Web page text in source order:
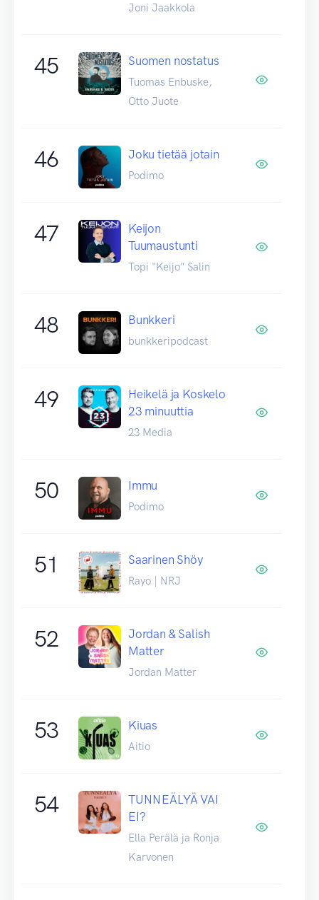
Joni Jaakkola
45 Suomen nostatus
Tuomas Enbuske,
Otto Juote
46 Joku tietää jotain
Podimo
47
Keijon
Tuumaustunti
Topi "Keijo" Salin
48 Bunkkeri
bunkkeripodcast
49
Heikelä ja Koskelo
23 minuuttia
23 Media
50 Immu
Podimo
51 Saarinen Shöy
Rayo | NRJ
52
Jordan & Salish
Matter
Jordan Matter
53 Kiuas
Aitio
54
TUNNEÄLYÄ VAI
EI?
Ella Perälä ja Ronja
Karvonen